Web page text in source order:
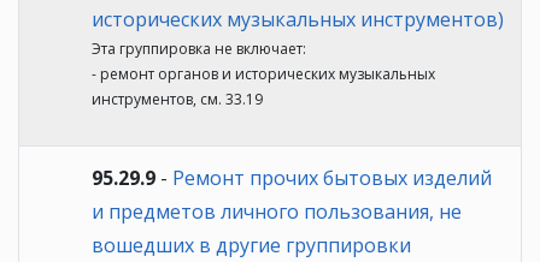
исторических музыкальных инструментов)
Эта группировка не включает:
- ремонт органов и исторических музыкальных
инструментов, см. 33.19
95.29.9 - Ремонт прочих бытовых изделий
и предметов личного пользования, не
вошедших в другие группировки